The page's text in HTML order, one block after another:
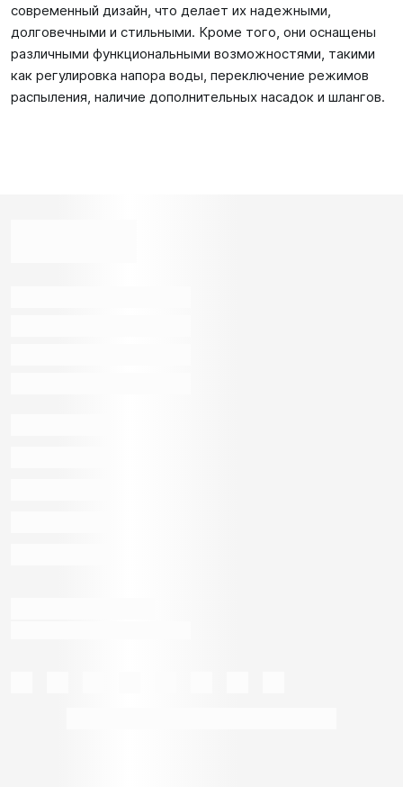
современный дизайн, что делает их надежными,
долговечными и стильными. Кроме того, они оснащены
различными функциональными возможностями, такими
как регулировка напора воды, переключение режимов
распыления, наличие дополнительных насадок и шлангов.